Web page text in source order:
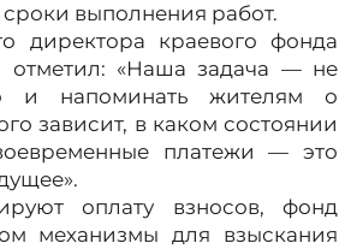
сроки выполнения работ.
директора краевого фонда
отметил: «Наша задача — не
и напоминать жителям о
зависит, в каком состоянии
платежи — это
оплату взносов, фонд
механизмы для взыскания